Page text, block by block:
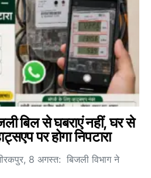
बिल से घबराएं नहीं, घर से
पर होगा निपटारा
8 अगस्त: बिजली विभाग ने